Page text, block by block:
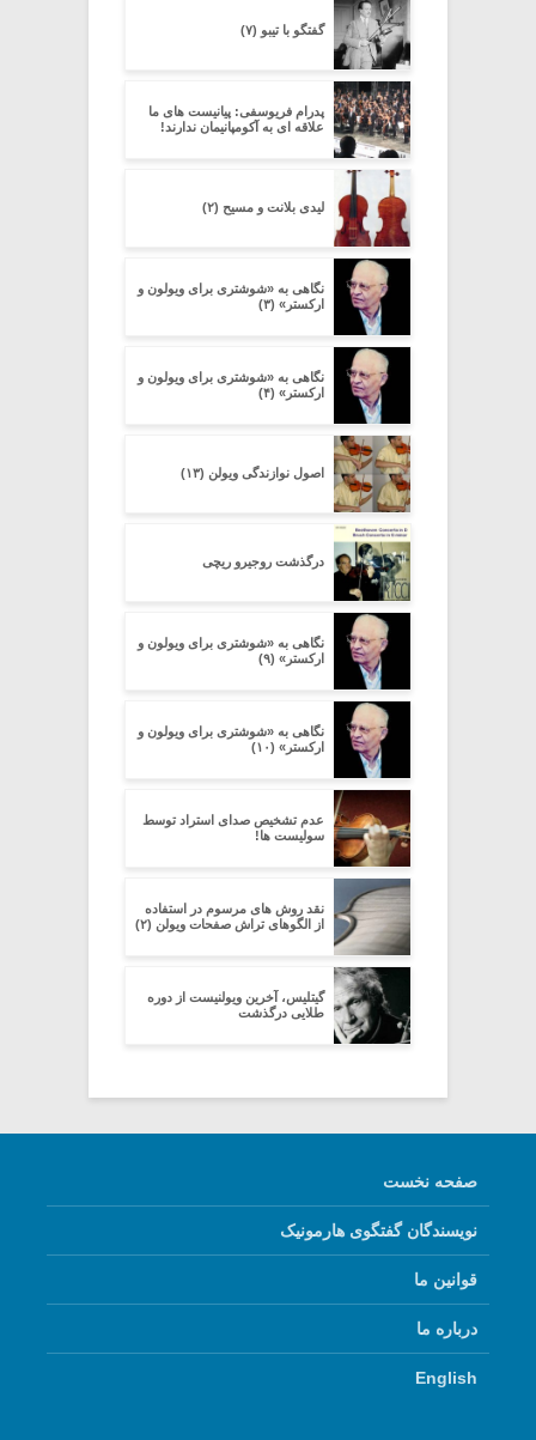
گفتگو با تیبو (۷)
پدرام فریوسفی: پیانیست های ما
علاقه ای به آکومپانیمان ندارند!
لیدی بلانت و مسیح (۲)
نگاهی به «شوشتری برای ویولون و
ارکستر» (۳)
نگاهی به «شوشتری برای ویولون و
ارکستر» (۴)
اصول نوازندگی ویولن (۱۳)
درگذشت روجیرو ریچی
نگاهی به «شوشتری برای ویولون و
ارکستر» (۹)
نگاهی به «شوشتری برای ویولون و
ارکستر» (۱۰)
عدم تشخیص صدای استراد توسط
سولیست ها!
نقد روش های مرسوم در استفاده
از الگوهای تراش صفحات ویولن (۲)
گیتلیس، آخرین ویولنیست از دوره
طلایی درگذشت
صفحه نخست
نویسندگان گفتگوی هارمونیک
قوانین ما
درباره ما
English